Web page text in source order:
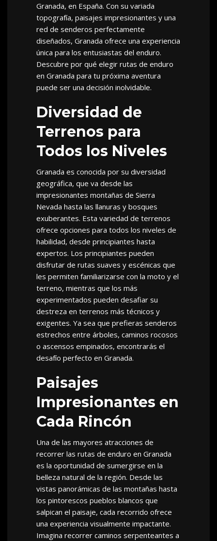
Granada, en España. Con su variada
topografía, paisajes impresionantes y una
red de senderos perfectamente
diseñados, Granada ofrece una experiencia
única para los entusiastas del enduro.
Descubre por qué elegir rutas de enduro
en Granada para tu próxima aventura
puede ser una decisión inolvidable.
Diversidad de
Terrenos para
Todos los Niveles
Granada es conocida por su diversidad
geográfica, que va desde las
impresionantes montañas de Sierra
Nevada hasta las llanuras y bosques
exuberantes. Esta variedad de terrenos
ofrece opciones para todos los niveles de
habilidad, desde principiantes hasta
expertos. Los principiantes pueden
disfrutar de rutas suaves y escénicas que
les permiten familiarizarse con la moto y el
terreno, mientras que los más
experimentados pueden desafiar su
destreza en terrenos más técnicos y
exigentes. Ya sea que prefieras senderos
estrechos entre árboles, caminos rocosos
o ascensos empinados, encontrarás el
desafío perfecto en Granada.
Paisajes
Impresionantes en
Cada Rincón
Una de las mayores atracciones de
recorrer las rutas de enduro en Granada
es la oportunidad de sumergirse en la
belleza natural de la región. Desde las
vistas panorámicas de las montañas hasta
los pintorescos pueblos blancos que
salpican el paisaje, cada recorrido ofrece
una experiencia visualmente impactante.
Imagina recorrer caminos serpenteantes a